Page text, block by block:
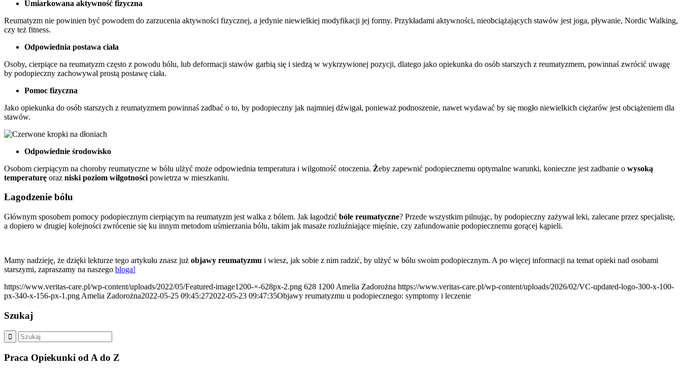
Umiarkowana aktywność fizyczna
Reumatyzm nie powinien być powodem do zarzucenia aktywności fizycznej, a jedynie niewielkiej modyfikacji jej formy. Przykładami aktywności, nieobciążających stawów jest joga, pływanie, Nordic Walking,
czy też fitness.
Odpowiednia postawa ciała
Osoby, cierpiące na reumatyzm często z powodu bólu, lub deformacji stawów garbią się i siedzą w wykrzywionej pozycji, dlatego jako opiekunka do osób starszych z reumatyzmem, powinnaś zwrócić uwagę
by podopieczny zachowywał prostą postawę ciała.
Pomoc fizyczna
Jako opiekunka do osób starszych z reumatyzmem powinnaś zadbać o to, by podopieczny jak najmniej dźwigał, ponieważ podnoszenie, nawet wydawać by się mogło niewielkich ciężarów jest obciążeniem dla
stawów.
Odpowiednie środowisko
Osobom cierpiącym na choroby reumatyczne w bólu ulżyć może odpowiednia temperatura i wilgotność otoczenia. Żeby zapewnić podopiecznemu optymalne warunki, konieczne jest zadbanie o wysoką
temperaturę oraz niski poziom wilgotności powietrza w mieszkaniu.
Łagodzenie bólu
Głównym sposobem pomocy podopiecznym cierpiącym na reumatyzm jest walka z bólem. Jak łagodzić bóle reumatyczne? Przede wszystkim pilnując, by podopieczny zażywał leki, zalecane przez specjalistę,
a dopiero w drugiej kolejności zwrócenie się ku innym metodom uśmierzania bólu, takim jak masaże rozluźniające mięśnie, czy zafundowanie podopiecznemu gorącej kąpieli.
Mamy nadzieję, że dzięki lekturze tego artykułu znasz już objawy reumatyzmu i wiesz, jak sobie z nim radzić, by ulżyć w bólu swoim podopiecznym. A po więcej informacji na temat opieki nad osobami
starszymi, zapraszamy na naszego bloga!
https://www.veritas-care.pl/wp-content/uploads/2022/05/Featured-image1200-×-628px-2.png 628 1200 Amelia Zadorożna https://www.veritas-care.pl/wp-content/uploads/2026/02/VC-updated-logo-300-x-100-
px-340-x-156-px-1.png Amelia Zadorożna2022-05-25 09:45:272022-05-23 09:47:35Objawy reumatyzmu u podopiecznego: symptomy i leczenie
Szukaj
Praca Opiekunki od A do Z